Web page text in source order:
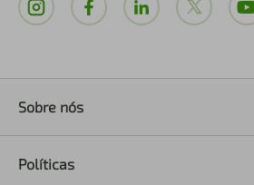
Sobre nós
Políticas